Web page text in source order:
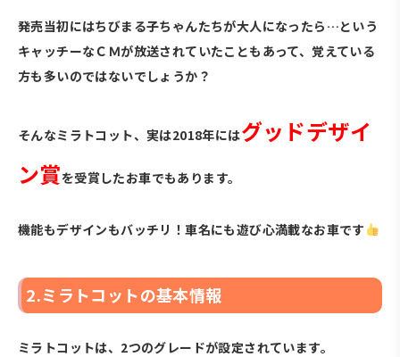
発売当初にはちびまる子ちゃんたちが大人になったら…という
キャッチーなＣＭが放送されていたこともあって、覚えている
方も多いのではないでしょうか？
そんなミラトコット、実は2018年にはグッドデザイ
ン賞を受賞したお車でもあります。
機能もデザインもバッチリ！車名にも遊び心満載なお車です
2.ミラトコットの基本情報
ミラトコットは、2つのグレードが設定されています。